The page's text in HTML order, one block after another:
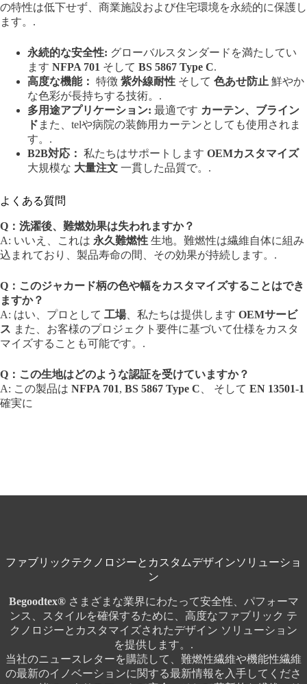
の特性は低下せず、商業施設および住宅環境を永続的に保護し
ます。.
永続的な安全性: グローバルスタンダードを満たしてい
ます NFPA 701 そして BS 5867 Type C.
高度な機能： 特徴 紫外線耐性 そして 色あせ防止 鮮やか
な色彩が長持ちする技術。.
多用途アプリケーション: 最適です カーテン、ブライン
ド また、telや病院の装飾用カーテンとしても使用されま
す。.
B2B対応： 私たちはサポートします OEMカスタマイズ
大規模な 大量注文 一貫した品質で。.
よくある質問
Q：洗濯後、難燃効果は失われますか？
A: いいえ、これは 永久難燃性 生地。難燃性は繊維自体に組み
込まれており、製品寿命の間、その効果が持続します。.
Q：このジャカード柄の色や幅をカスタマイズすることはでき
ますか？
A: はい、プロとして 工場、私たちは提供します OEMサービ
ス また、お客様のプロジェクト要件に基づいて仕様をカスタ
マイズすることも可能です。.
Q：この生地はどのような認証を受けていますか？
A: この製品は NFPA 701, BS 5867 Type C、 そして EN 13501-1
確実に
ファブリックテクノロジーとカスタムデザインソリューショ
ン
Begoodtex®さまざまな業界にわたって安全性、パフォーマ
ンス、スタイルを確保するために、高度なファブリック テ
クノロジーとカスタマイズされたデザイン ソリューション
を提供します。.
当社のニュースレターを購読して、難燃性繊維や機能性繊維
の最新のイノベーションに関する最新情報を入手してくださ